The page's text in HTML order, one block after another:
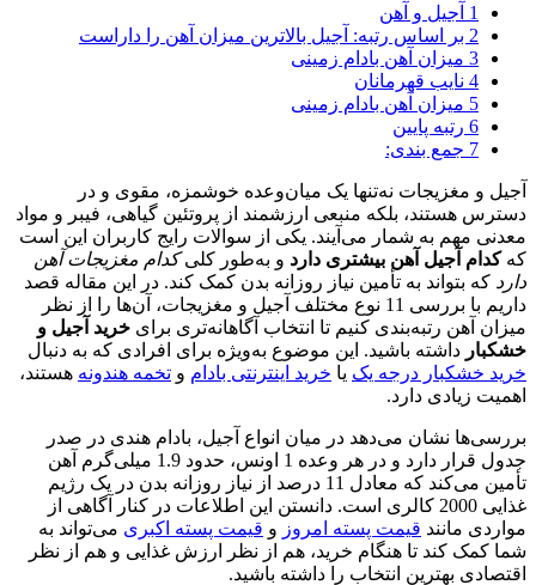
1 آجیل و آهن
2 بر اساس رتبه: آجیل بالاترین میزان آهن را داراست
3 میزان آهن بادام زمینی
4 نایب قهرمانان
5 میزان آهن بادام زمینی
6 رتبه پایین
7 جمع بندی:
آجیل و مغزیجات نه‌تنها یک میان‌وعده خوشمزه، مقوی و در
دسترس هستند، بلکه منبعی ارزشمند از پروتئین گیاهی، فیبر و مواد
معدنی مهم به شمار می‌آیند. یکی از سوالات رایج کاربران این است
کهکدام آجیل آهن بیشتری دارد و به‌طور کلیکدام مغزیجات آهن
دارد که بتواند به تأمین نیاز روزانه بدن کمک کند. در این مقاله قصد
داریم با بررسی 11 نوع مختلف آجیل و مغزیجات، آن‌ها را از نظر
میزان آهن رتبه‌بندی کنیم تا انتخاب آگاهانه‌تری برای خرید آجیل و
خشکبار داشته باشید. این موضوع به‌ویژه برای افرادی که به دنبال
خرید خشکبار درجه یک یا خرید اینترنتی بادام و تخمه هندونه هستند،
اهمیت زیادی دارد.
بررسی‌ها نشان می‌دهد در میان انواع آجیل، بادام هندی در صدر
جدول قرار دارد و در هر وعده 1 اونس، حدود 1.9 میلی‌گرم آهن
تأمین می‌کند که معادل 11 درصد از نیاز روزانه بدن در یک رژیم
غذایی 2000 کالری است. دانستن این اطلاعات در کنار آگاهی از
مواردی مانند قیمت پسته امروز و قیمت پسته اکبری می‌تواند به
شما کمک کند تا هنگام خرید، هم از نظر ارزش غذایی و هم از نظر
اقتصادی بهترین انتخاب را داشته باشید.